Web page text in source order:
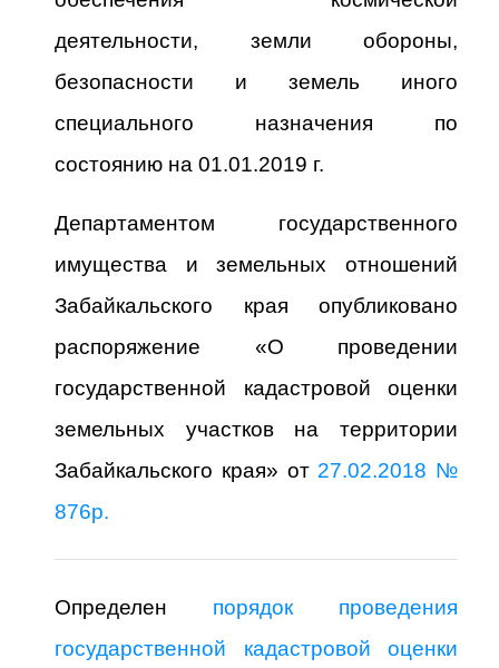
деятельности, земли обороны,
безопасности и земель иного
специального назначения по
состоянию на 01.01.2019 г.
Департаментом государственного
имущества и земельных отношений
Забайкальского края опубликовано
распоряжение «О проведении
государственной кадастровой оценки
земельных участков на территории
Забайкальского края» от 27.02.2018 №
876р.
Определен порядок проведения
государственной кадастровой оценки